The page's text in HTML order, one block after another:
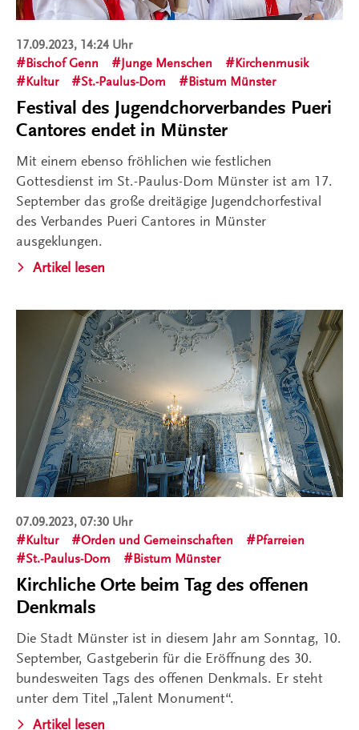
17.09.2023, 14:24 Uhr
Bischof Genn
Junge Menschen
Kirchenmusik
Kultur
St.-Paulus-Dom Bistum Münster
Festival des Jugendchorverbandes Pueri
Cantores endet in Münster
Mit einem ebenso fröhlichen wie festlichen
Gottesdienst im St.-Paulus-Dom Münster ist am 17.
September das große dreitägige Jugendchorfestival
des Verbandes Pueri Cantores in Münster
ausgeklungen.
Artikel lesen
07.09.2023, 07:30 Uhr
Kultur
Orden und Gemeinschaften
Pfarreien
St.-Paulus-Dom
Bistum Münster
Kirchliche Orte beim Tag des offenen
Denkmals
Die Stadt Münster ist in diesem Jahr am Sonntag, 10.
September, Gastgeberin für die Eröffnung des 30.
bundesweiten Tags des offenen Denkmals. Er steht
unter dem Titel „Talent Monument“.
Artikel lesen